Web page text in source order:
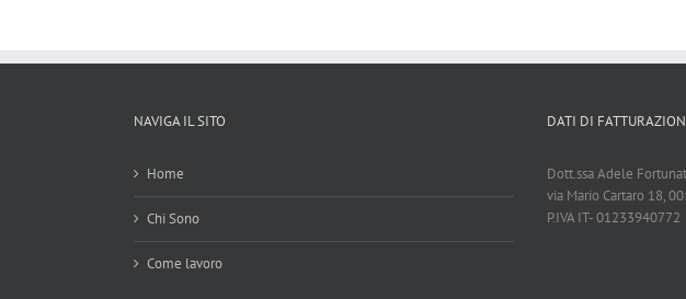
NAVIGA IL SITO
Home
Chi Sono
Come lavoro
DATI DI
Dott.ssa Adele
via Mario Cartaro 18,
P.IVA IT- 01233940772